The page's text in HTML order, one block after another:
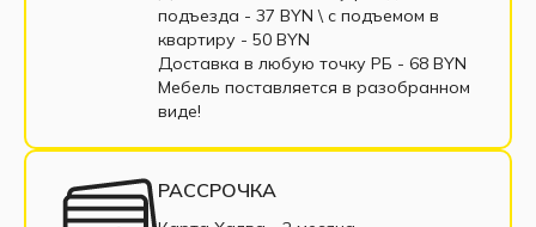
Диваны пантограф
Диваны с пружинным блоком
Маленькие диваны
Большие диваны
подъезда - 37 BYN \ c подъемом в
квартиру - 50 BYN
Доставка в любую точку РБ - 68 BYN
Мебель поставляется в разобранном
виде!
РАССРОЧКА